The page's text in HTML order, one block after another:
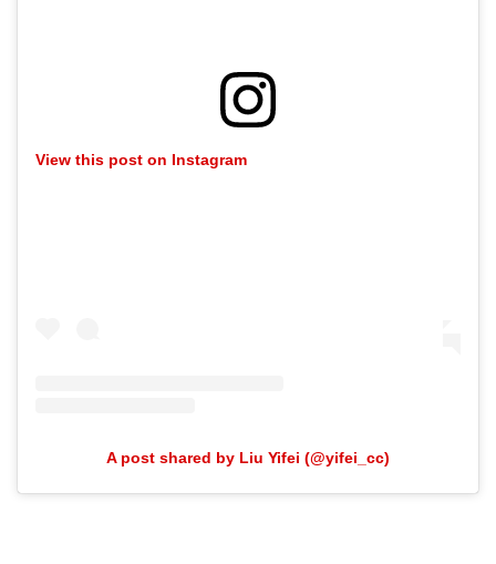
View this post on Instagram
A post shared by Liu Yifei (@yifei_cc)